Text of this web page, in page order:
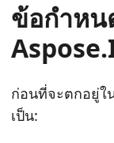
ข้อกําหน
ก่อนที่จะตกอยู่ใ
เป็น: